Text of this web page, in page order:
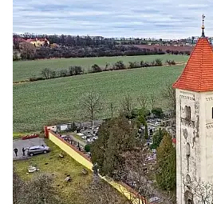
Zastanem se 03.
Politika • Volební seriál #02: Nová
městě
Jakými nástroji navrhujete
13 do procesů developerské
Třebonice a Chaby, kterou
Metropolitn...